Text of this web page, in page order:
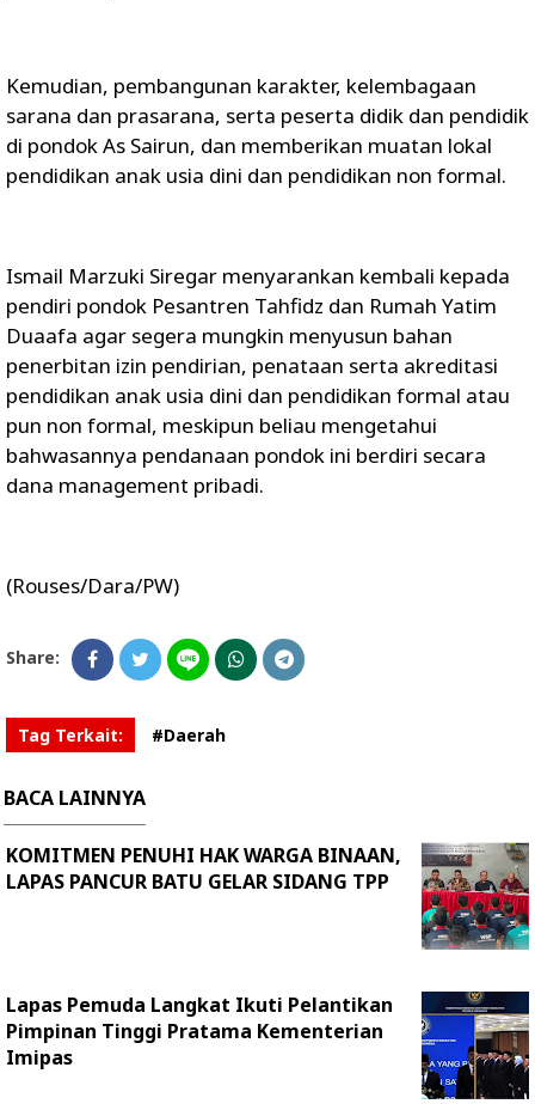
Kemudian, pembangunan karakter, kelembagaan
sarana dan prasarana, serta peserta didik dan pendidik
di pondok As Sairun, dan memberikan muatan lokal
pendidikan anak usia dini dan pendidikan non formal.
Ismail Marzuki Siregar menyarankan kembali kepada
pendiri pondok Pesantren Tahfidz dan Rumah Yatim
Duaafa agar segera mungkin menyusun bahan
penerbitan izin pendirian, penataan serta akreditasi
pendidikan anak usia dini dan pendidikan formal atau
pun non formal, meskipun beliau mengetahui
bahwasannya pendanaan pondok ini berdiri secara
dana management pribadi.
(Rouses/Dara/PW)
Share:
Tag Terkait: #Daerah
BACA LAINNYA
KOMITMEN PENUHI HAK WARGA BINAAN,
LAPAS PANCUR BATU GELAR SIDANG TPP
Lapas Pemuda Langkat Ikuti Pelantikan
Pimpinan Tinggi Pratama Kementerian
Imipas